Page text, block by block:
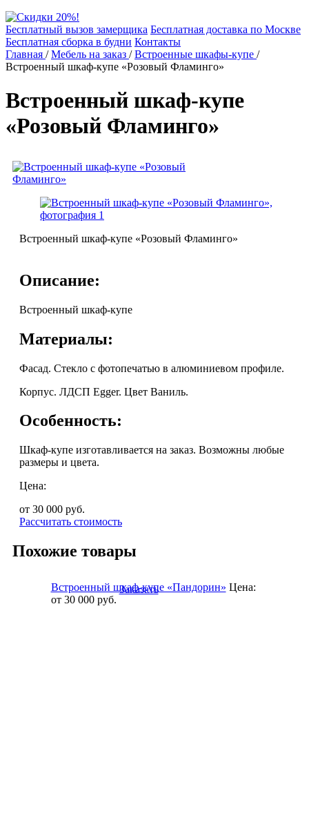
Бесплатный вызов замерщика Бесплатная доставка по Москве
Бесплатная сборка в будни Контакты
Главная /Мебель на заказ /Встроенные шкафы-купе /
Встроенный шкаф-купе «Розовый Фламинго»
Встроенный шкаф-купе
«Розовый Фламинго»
Встроенный шкаф-купе «Розовый Фламинго»
Описание:
Встроенный шкаф-купе
Материалы:
Фасад. Стекло с фотопечатью в алюминиевом профиле.
Корпус. ЛДСП Egger. Цвет Ваниль.
Особенность:
Шкаф-купе изготавливается на заказ. Возможны любые
размеры и цвета.
Цена:
от 30 000 руб.
Рассчитать стоимость
Похожие товары
Встроенный шкаф-купе «Пандорин» Цена:
от 30 000руб.
Заказать